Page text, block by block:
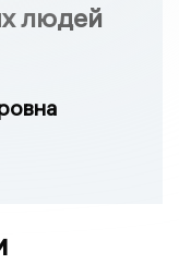
людей